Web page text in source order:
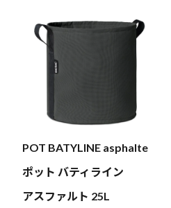
POT BATYLINE asphalte
ポット バティライン
アスファルト 25L